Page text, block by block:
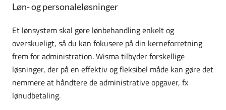
Løn- og personaleløsninger
Et lønsystem skal gøre lønbehandling enkelt og
overskueligt, så du kan fokusere på din kerneforretning
frem for administration. Wisma tilbyder forskellige
løsninger, der på en effektiv og fleksibel måde kan gøre det
nemmere at håndtere de administrative opgaver, fx
lønudbetaling.